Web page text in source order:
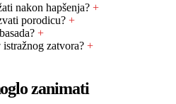
nakon hapšenja? +
porodicu? +
+
zatvora? +
zanimati